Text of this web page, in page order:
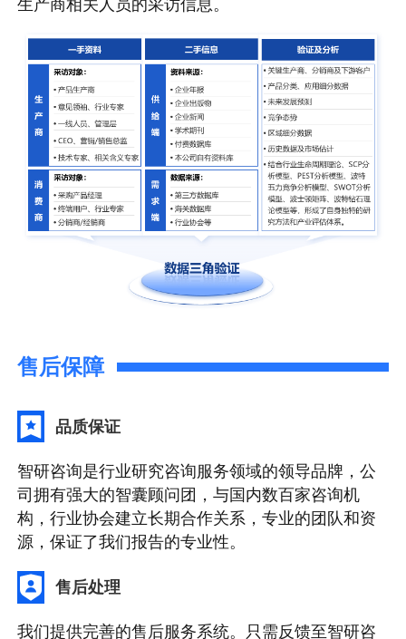
生产商相关人员的采访信息。
售后保障
品质保证
智研咨询是行业研究咨询服务领域的领导品牌，公
司拥有强大的智囊顾问团，与国内数百家咨询机
构，行业协会建立长期合作关系，专业的团队和资
源，保证了我们报告的专业性。
售后处理
我们提供完善的售后服务系统。只需反馈至智研咨